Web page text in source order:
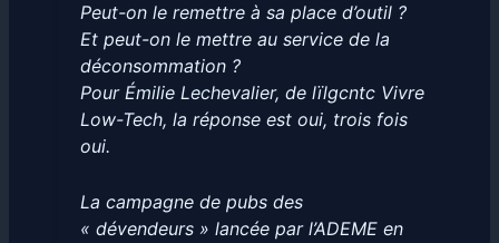
Peut-on le remettre à sa place d’outil ?
Et peut-on le mettre au service de la
déconsommation ?
Pour Émilie Lechevalier, de lïlgcntc Vivre
Low-Tech, la réponse est oui, trois fois
oui.
La campagne de pubs des
« dévendeurs » lancée par l’ADEME en